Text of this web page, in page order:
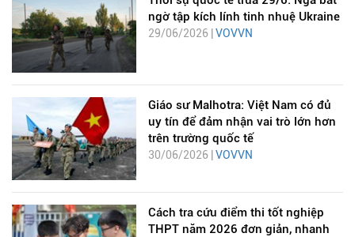
ngờ tập kích lính tinh nhuệ Ukraine
29/06/2026 | VOVVN
Giáo sư Malhotra: Việt Nam có đủ
uy tín để đảm nhận vai trò lớn hơn
trên trường quốc tế
30/06/2026 | VOVVN
Cách tra cứu điểm thi tốt nghiệp
THPT năm 2026 đơn giản, nhanh